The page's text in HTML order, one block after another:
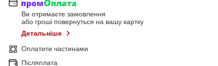
Ви отримаєте замовлення
або гроші повернуться на вашу картку
Детальніше
Оплатити частинами
Післяплата